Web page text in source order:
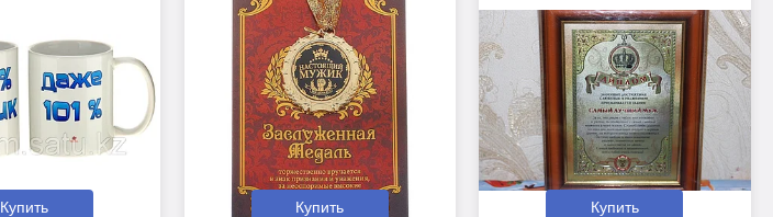
Купить Купить Купить